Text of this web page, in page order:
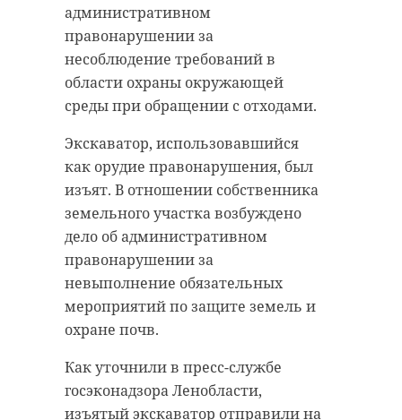
административном
правонарушении за
несоблюдение требований в
области охраны окружающей
среды при обращении с отходами.
Экскаватор, использовавшийся
как орудие правонарушения, был
изъят. В отношении собственника
земельного участка возбуждено
дело об административном
правонарушении за
невыполнение обязательных
мероприятий по защите земель и
охране почв.
Как уточнили в пресс-службе
госэконадзора Ленобласти,
изъятый экскаватор отправили на